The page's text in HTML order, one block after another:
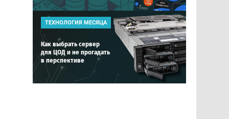
ТЕХНОЛОГИЯ МЕСЯЦА
Как выбрать сервер
для ЦОД и не прогадать
в перспективе